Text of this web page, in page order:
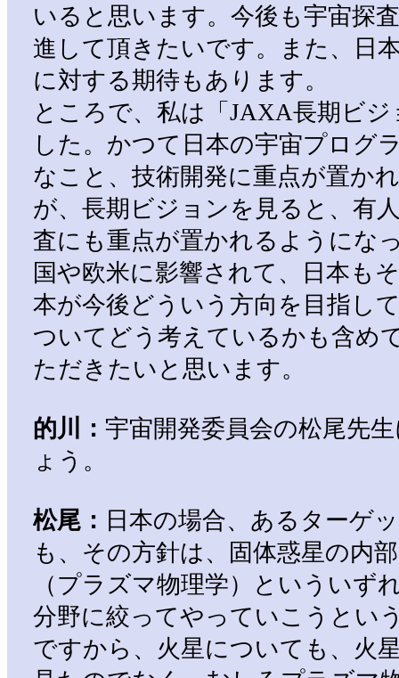
いると思います。今後も宇宙探
進して頂きたいです。また、日
に対する期待もあります。
ところで、私は「JAXA長期ビ
した。かつて日本の宇宙プログ
なこと、技術開発に重点が置か
が、長期ビジョンを見ると、有
査にも重点が置かれるようにな
国や欧米に影響されて、日本も
本が今後どういう方向を目指し
ついてどう考えているかも含め
ただきたいと思います。
的川： 宇宙開発委員会の松尾先
ょう。
松尾： 日本の場合、あるターゲ
も、その方針は、固体惑星の内
（プラズマ物理学）といういず
分野に絞ってやっていこうとい
ですから、火星についても、火